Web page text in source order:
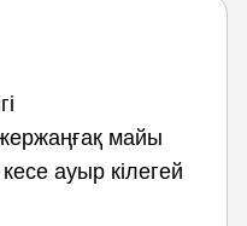
майы
ауыр кілегей